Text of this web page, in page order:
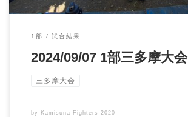
1部 試合結果
2024/09/07 1部三多摩大会
三多摩大会
by Kamisuna Fighters 2020